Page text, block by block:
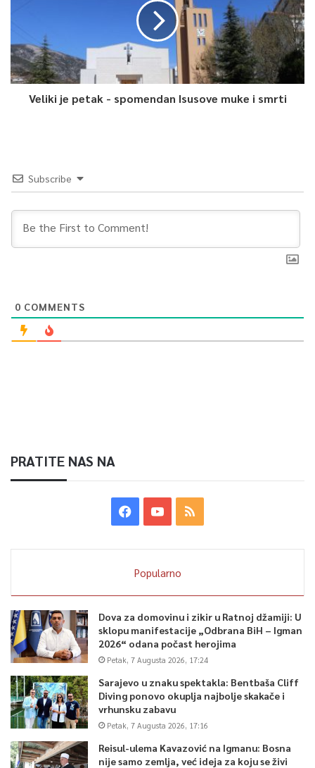
Veliki je petak - spomendan Isusove muke i smrti
Subscribe
0 COMMENTS
PRATITE NAS NA
Popularno
Dova za domovinu i zikir u Ratnoj džamiji: U
sklopu manifestacije „Odbrana BiH – Igman
2026“ odana počast herojima
Petak, 7 Augusta 2026, 17:24
Sarajevo u znaku spektakla: Bentbaša Cliff
Diving ponovo okuplja najbolje skakače i
vrhunsku zabavu
Petak, 7 Augusta 2026, 17:16
Reisul-ulema Kavazović na Igmanu: Bosna
nije samo zemlja, već ideja za koju se živi